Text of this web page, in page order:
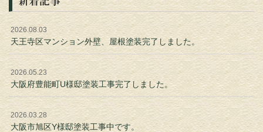
2026.08.03
天王寺区マンション外壁、屋根塗装完了しました。
2026.05.23
大阪府豊能町U様邸塗装工事完了しました。
2026.03.28
大阪市旭区Y様邸塗装工事中です。